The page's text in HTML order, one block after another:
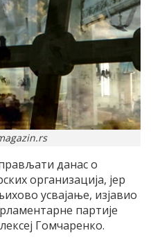
данас о
организација, јер
усвајање, изјавио
партије
Гомчаренко.